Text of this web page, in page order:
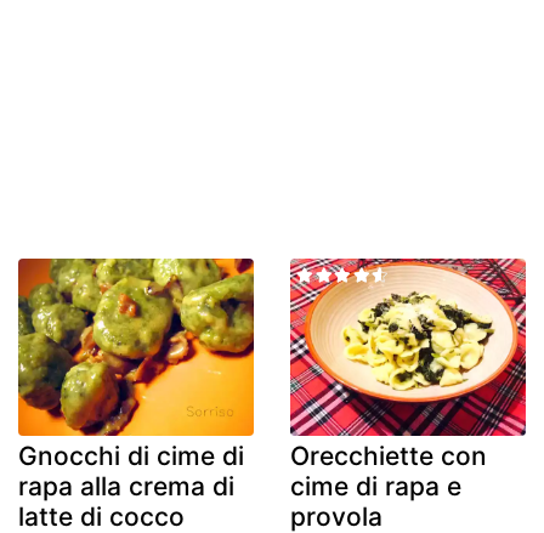
Gnocchi di cime di
rapa alla crema di
latte di cocco
Orecchiette con
cime di rapa e
provola